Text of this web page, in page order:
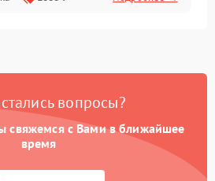
Подробнее →
1000 ₽ Подробнее →
вопросы?
свяжемся с Вами в ближайшее
время